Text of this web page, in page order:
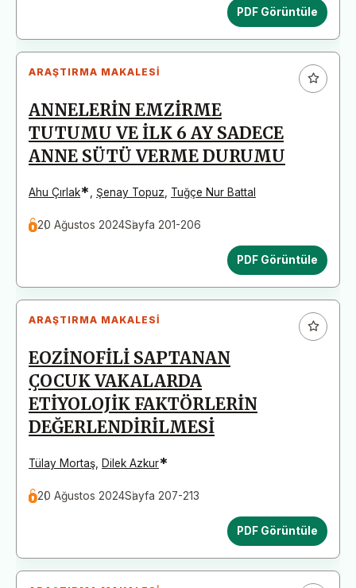
PDF Görüntüle
ARAŞTIRMA MAKALESI
ANNELERİN EMZİRME
TUTUMU VE İLK 6 AY SADECE
ANNE SÜTÜ VERME DURUMU
Ahu Çırlak* Şenay Topuz Tuğçe Nur Battal
20 Ağustos 2024Sayfa 201-206
PDF Görüntüle
ARAŞTIRMA MAKALESI
EOZİNOFİLİ SAPTANAN
ÇOCUK VAKALARDA
ETİYOLOJİK FAKTÖRLERİN
DEĞERLENDİRİLMESİ
Tülay Mortaş Dilek Azkur*
20 Ağustos 2024Sayfa 207-213
PDF Görüntüle